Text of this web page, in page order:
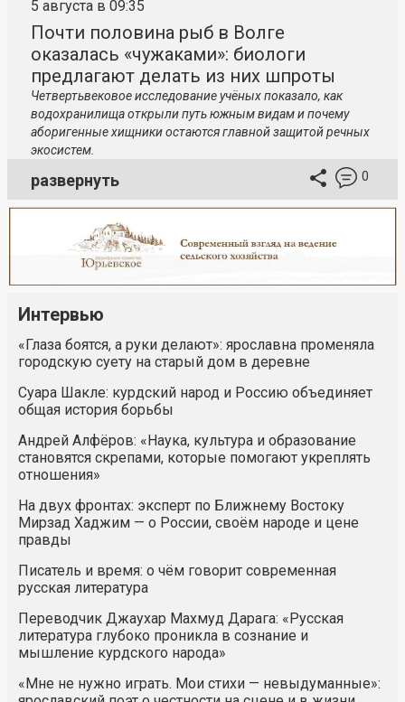
5 августа в 09:35
Почти половина рыб в Волге
оказалась «чужаками»: биологи
предлагают делать из них шпроты
Четвертьвековое исследование учёных показало, как
водохранилища открыли путь южным видам и почему
аборигенные хищники остаются главной защитой речных
экосистем.
развернуть 0
Интервью
«Глаза боятся, а руки делают»: ярославна променяла
городскую суету на старый дом в деревне
Суара Шакле: курдский народ и Россию объединяет
общая история борьбы
Андрей Алфёров: «Наука, культура и образование
становятся скрепами, которые помогают укреплять
отношения»
На двух фронтах: эксперт по Ближнему Востоку
Мирзад Хаджим — о России, своём народе и цене
правды
Писатель и время: о чём говорит современная
русская литература
Переводчик Джаухар Махмуд Дарага: «Русская
литература глубоко проникла в сознание и
мышление курдского народа»
«Мне не нужно играть. Мои стихи — невыдуманные»: